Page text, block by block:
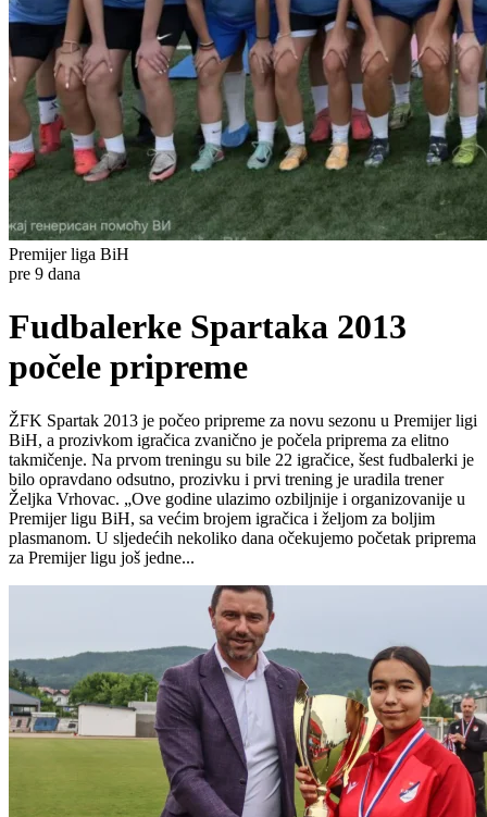
Premijer liga BiH
pre 9 dana
Fudbalerke Spartaka 2013
počele pripreme
ŽFK Spartak 2013 je počeo pripreme za novu sezonu u Premijer ligi
BiH, a prozivkom igračica zvanično je počela priprema za elitno
takmičenje. Na prvom treningu su bile 22 igračice, šest fudbalerki je
bilo opravdano odsutno, prozivku i prvi trening je uradila trener
Željka Vrhovac. „Ove godine ulazimo ozbiljnije i organizovanije u
Premijer ligu BiH, sa većim brojem igračica i željom za boljim
plasmanom. U sljedećih nekoliko dana očekujemo početak priprema
za Premijer ligu još jedne...